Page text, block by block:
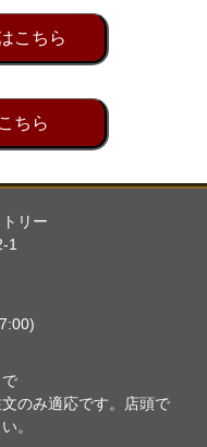
こちら
ちら
リー
1
のみ適応です。店頭で
。